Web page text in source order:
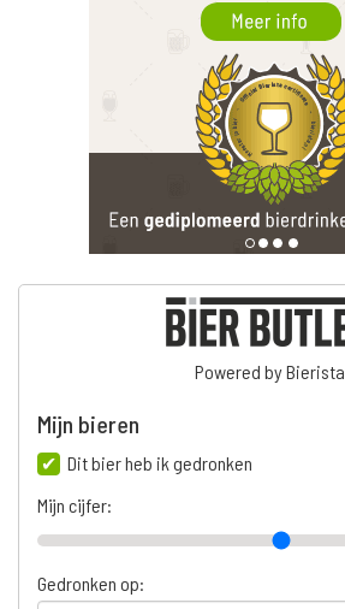
Powered by Bierista
Mijn bieren
Dit bier heb ik gedronken
Mijn cijfer:
Gedronken op: